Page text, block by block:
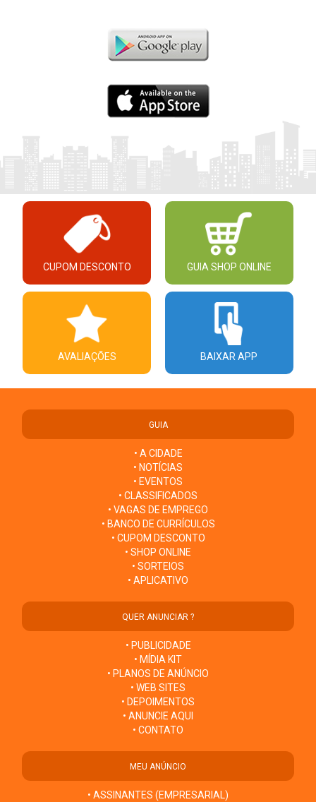
CUPOM DESCONTO GUIA SHOP ONLINE
AVALIAÇÕES BAIXAR APP
GUIA
• A CIDADE
• NOTÍCIAS
• EVENTOS
• CLASSIFICADOS
• VAGAS DE EMPREGO
• BANCO DE CURRÍCULOS
• CUPOM DESCONTO
• SHOP ONLINE
• SORTEIOS
• APLICATIVO
QUER ANUNCIAR ?
• PUBLICIDADE
• MÍDIA KIT
• PLANOS DE ANÚNCIO
• WEB SITES
• DEPOIMENTOS
• ANUNCIE AQUI
• CONTATO
MEU ANÚNCIO
• ASSINANTES (EMPRESARIAL)